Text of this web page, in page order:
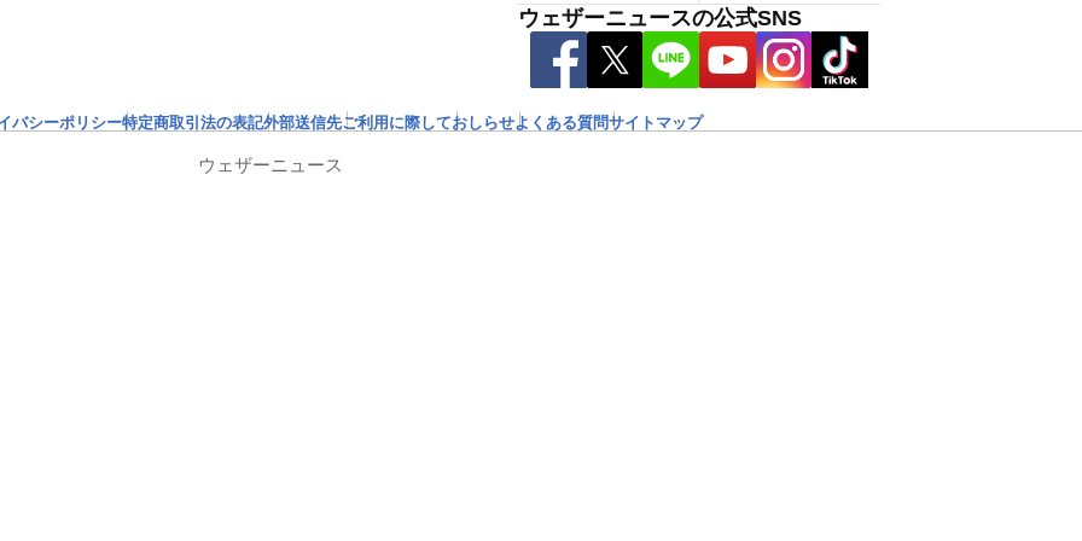
ウェザーニュースの公式SNS
バシーポリシー 特定商取引法の表記 外部送信先 ご利用に際して おしらせ よくある質問 サイトマップ
ウェザーニュース